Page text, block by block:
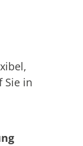
Sie in